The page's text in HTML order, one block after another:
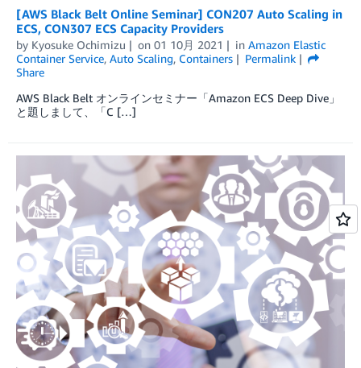
[AWS Black Belt Online Seminar] CON207 Auto Scaling in
ECS, CON307 ECS Capacity Providers
by Kyosuke Ochimizu on 01 10月 2021 in Amazon Elastic
Container Service, Auto Scaling, Containers
Permalink
Share
AWS Black Belt オンラインセミナー「Amazon ECS Deep Dive」
と題しまして、「C […]